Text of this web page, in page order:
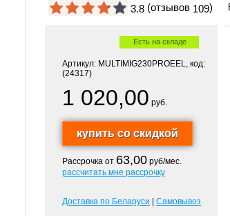
3.8 (отзывов 109)
Есть на складе
Артикул: MULTIMIG230PROEEL, код:
(24317)
1 020,00 руб.
Рассрочка от 63,00 руб/мес.
рассчитать мне рассрочку
Доставка по Беларуси Самовывоз